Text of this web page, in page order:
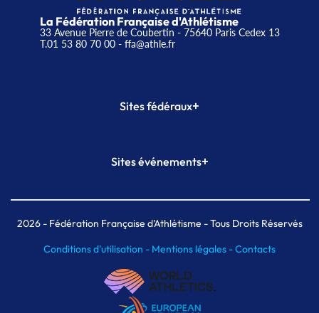
La Fédération Française d'Athlétisme
33 Avenue Pierre de Coubertin - 75640 Paris Cedex 13
T.01 53 80 70 00- ffa@athle.fr
Sites fédéraux+
Plateforme Formation
Sites événements+
Meeting de Paris indoor
MAIF Ekiden de Paris
2026- Fédération Française d'Athlétisme - Tous Droits Réservés
Conditions d'utilisation - Mentions légales -Contacts